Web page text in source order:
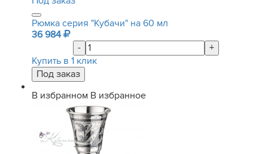
Рюмка серия "Кубачи" на 60 мл
36 984
-
+
Купить в 1 клик
В избранном В избранное